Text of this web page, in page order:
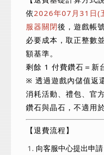
依2026年07月31日(
服器關閉後，遊戲帳
必要成本，取正整數
額基準。
剩餘 1 付費鑽石＝新
※ 透過遊戲內儲值返
消耗活動、禮包、官
鑽石與晶石，不適用
【退費流程】
向客服中心提出申請